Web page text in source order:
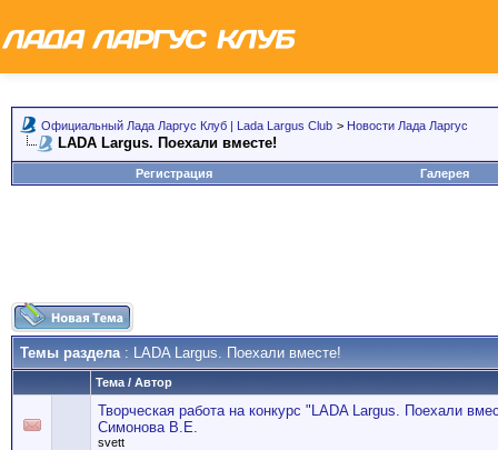
Официальный Лада Ларгус Клуб | Lada Largus Club > Новости Лада Ларгус
LADA Largus. Поехали вместе!
Регистрация Галерея
Темы раздела: LADA Largus. Поехали вместе!
Тема / Автор
Творческая работа на конкурс "LADA Largus. Поехали
Симонова В.Е.
svett